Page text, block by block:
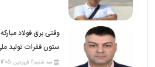
وقتی برق فولاد
ستون فقرات تولید
سه شنبه,11 فروردین 1405 | 15:20